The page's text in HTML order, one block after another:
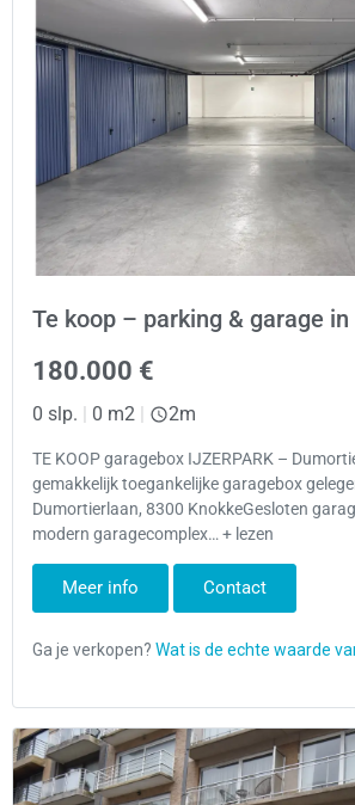
Te koop – parking & garage in
180.000 €
0 slp. 0 m2 2m
TE KOOP garagebox IJZERPARK –
gemakkelijk toegankelijke garagebox
Dumortierlaan, 8300 KnokkeGesloten
modern garagecomplex… + lezen
Meer info Contact